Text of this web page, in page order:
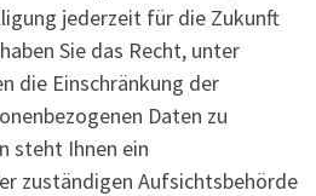
jederzeit für die Zukunft
Sie das Recht, unter
die Einschränkung der
Daten zu
steht Ihnen ein
zuständigen Aufsichtsbehörde